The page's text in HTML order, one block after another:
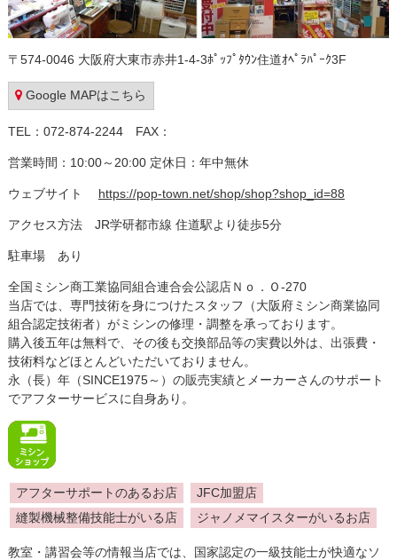
〒574-0046 大阪府大東市赤井1-4-3ﾎﾟｯﾌﾟﾀｳﾝ住道ｵﾍﾟﾗﾊﾟｰｸ3F
Google MAPはこちら
TEL：072-874-2244 FAX：
営業時間：10:00～20:00 定休日：年中無休
ウェブサイト https://pop-town.net/shop/shop?shop_id=88
アクセス方法 JR学研都市線 住道駅より徒歩5分
駐車場 あり
全国ミシン商工業協同組合連合会公認店Ｎｏ．Ｏ-270
当店では、専門技術を身につけたスタッフ（大阪府ミシン商業協同
組合認定技術者）がミシンの修理・調整を承っております。
購入後五年は無料で、その後も交換部品等の実費以外は、出張費・
技術料などほとんどいただいておりません。
永（長）年（SINCE1975～）の販売実績とメーカーさんのサポート
でアフターサービスに自身あり。
アフターサポートのあるお店
JFC加盟店
縫製機械整備技能士がいる店
ジャノメマイスターがいるお店
教室・講習会等の情報当店では、国家認定の一級技能士が快適なソ